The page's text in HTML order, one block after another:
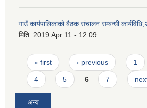
गाउँ कार्यपालिकाको बैठक संचालन सम्बन्धी
मिति: 2019 Apr 11 - 12:09
Pages
« first ‹ previous 1
4 5 6 7
अन्य